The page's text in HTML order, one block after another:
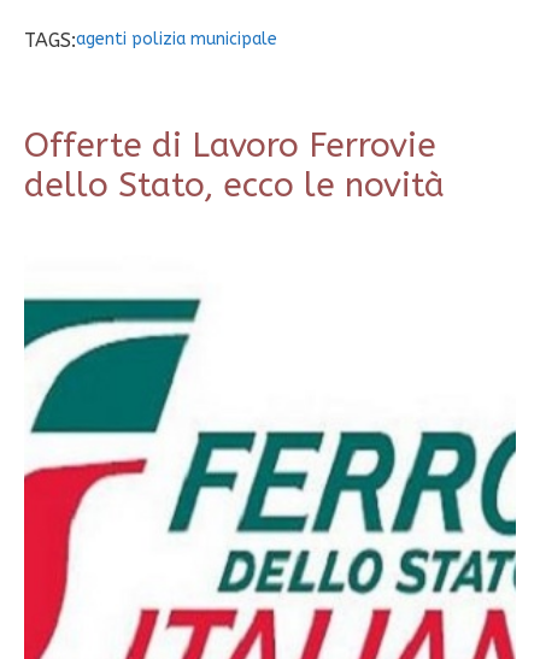
TAGS:agenti polizia municipale
Offerte di Lavoro Ferrovie
dello Stato, ecco le novità